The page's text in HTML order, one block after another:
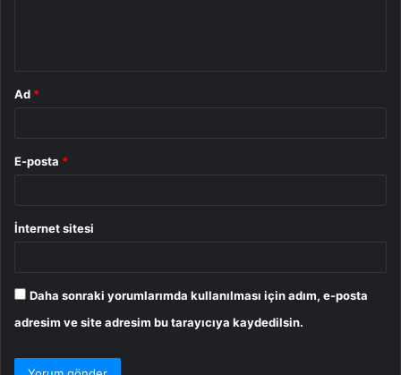
Ad *
E-posta *
İnternet sitesi
Daha sonraki yorumlarımda kullanılması için adım, e-posta
adresim ve site adresim bu tarayıcıya kaydedilsin.